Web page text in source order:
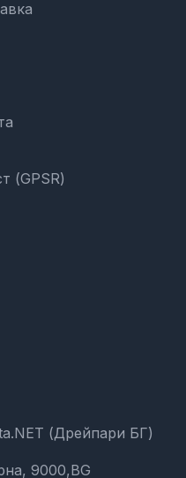
(GPSR)
(Дрейпари БГ)
9000,BG